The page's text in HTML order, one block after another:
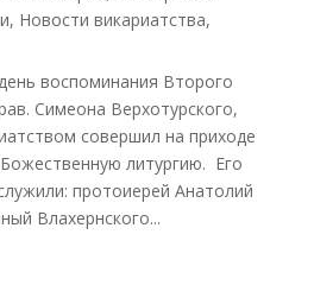
, Новости викариатства,
воспоминания Второго
Симеона Верхотурского,
совершил на приходе
литургию. Его
протоиерей Анатолий
Влахернского...